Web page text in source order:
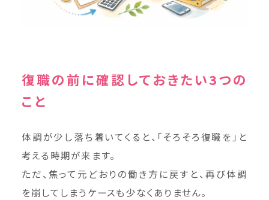
復職の前に確認しておきたい3つの
こと
体調が少し落ち着いてくると、「そろそろ復職を」と
考える時期が来ます。
ただ、焦って元どおりの働き方に戻すと、再び体調
を崩してしまうケースも少なくありません。